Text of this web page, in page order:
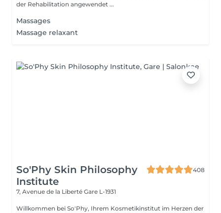
der Rehabilitation angewendet ...
Massages
Massage relaxant
So'Phy Skin Philosophy
Institute
408
7, Avenue de la Liberté Gare L-1931
Willkommen bei So'Phy, Ihrem Kosmetikinstitut im Herzen der